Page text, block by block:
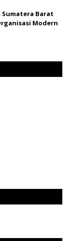
Sumatera Barat
Modern